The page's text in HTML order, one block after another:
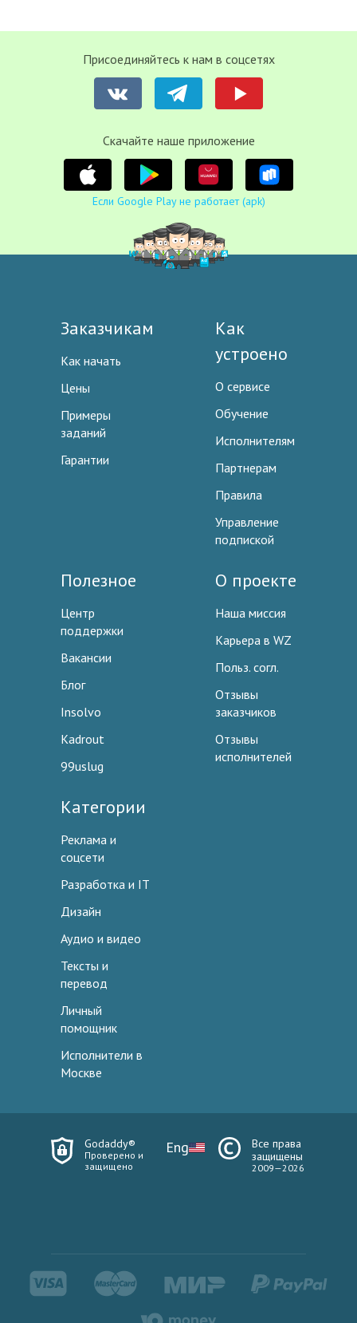
Присоединяйтесь к нам в соцсетях
Cкачайте наше приложение
Если Google Play не работает (apk)
Заказчикам
Как начать
Цены
Примеры
заданий
Гарантии
Как
устроено
О сервисе
Обучение
Исполнителям
Партнерам
Правила
Управление
подпиской
Полезное
Центр
поддержки
Вакансии
Блог
Insolvo
Kadrout
99uslug
О проекте
Наша миссия
Карьера в WZ
Польз. согл.
Отзывы
заказчиков
Отзывы
исполнителей
Категории
Реклама и
соцсети
Разработка и IT
Дизайн
Аудио и видео
Тексты и
перевод
Личный
помощник
Исполнители в
Москве
Godaddy®
Проверено и
защищено
Eng
Все права
защищены
2009—2026